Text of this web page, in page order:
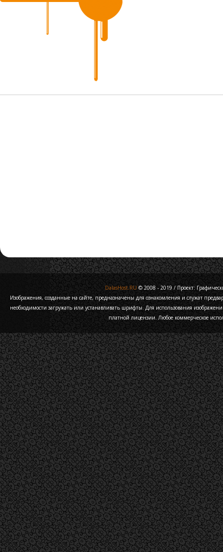
DalasHost.RU © 2008 - 2019 / Проект:
Изображения, созданные на сайте, предназначены для ознакомления и служат
необходимости загружать или устанавливать шрифты. Для использования
платной лицензии. Любое коммерческое